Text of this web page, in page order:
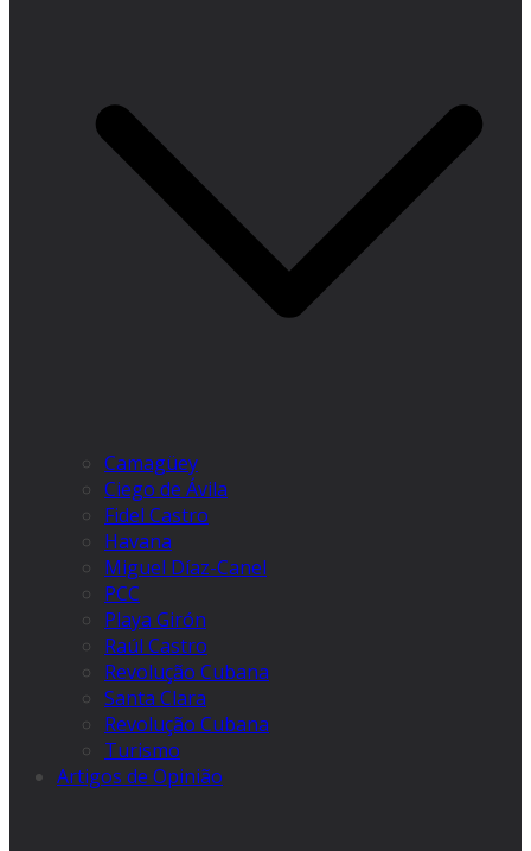
Camagüey
Ciego de Ávila
Fidel Castro
Havana
Miguel Díaz-Canel
PCC
Playa Girón
Raúl Castro
Revolução Cubana
Santa Clara
Revolução Cubana
Turismo
Artigos de Opinião